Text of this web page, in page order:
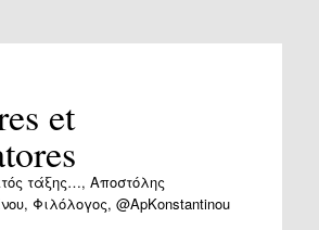
et
τάξης…, Αποστόλης
Φιλόλογος, @ApKonstantinou